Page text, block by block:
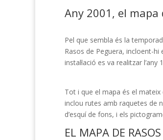
Any 2001, el mapa
Pel que sembla és la
Rasos de Peguera, incloent-hi
instal·lació es va realitzar
Tot i que el mapa és el mateix
inclou rutes amb raquetes de
d’esquí de fons, i els
EL MAPA DE